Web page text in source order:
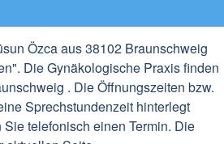
Özca aus 38102 Braunschweig
Die Gynäkologische Praxis finden
. Die Öffnungszeiten bzw.
Sprechstundenzeit hinterlegt
telefonisch einen Termin. Die